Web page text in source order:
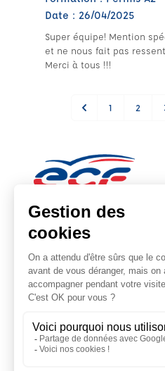
Date : 26/04/2025
Super équipe! Mention
et ne nous fait pas
Merci à tous !!!
1 2
Moyenne